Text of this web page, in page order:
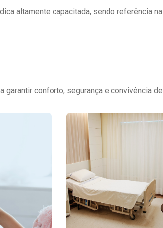
altamente capacitada, sendo referência na
conforto, segurança e convivência